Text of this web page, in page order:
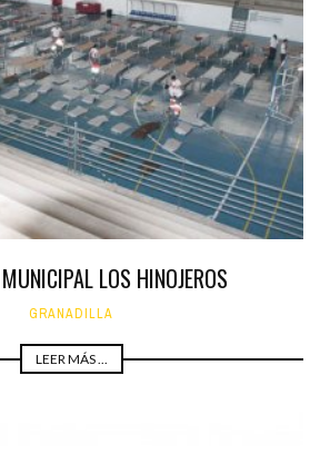
LOS HINOJEROS
GRANADILLA
LEER MÁS ...